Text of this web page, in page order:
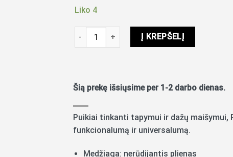
Liko 4
produkto kiekis: Mentelė RGM Nr.31
Į KREPŠELĮ
Šią prekę išsiųsime per 1-2 darbo dienas.
Puikiai tinkanti tapymui ir dažų maišymui,
funkcionalumą ir universalumą.
Medžiaga: nerūdijantis plienas